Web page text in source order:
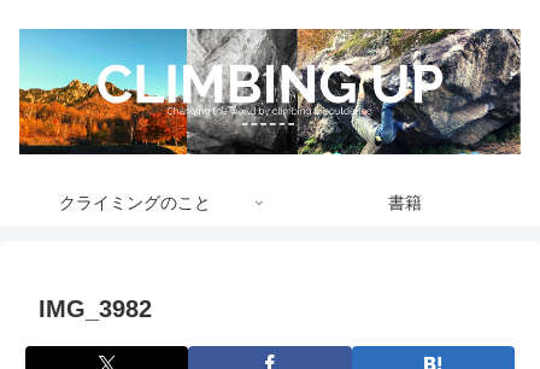
クライミングのこと 書籍
IMG_3982